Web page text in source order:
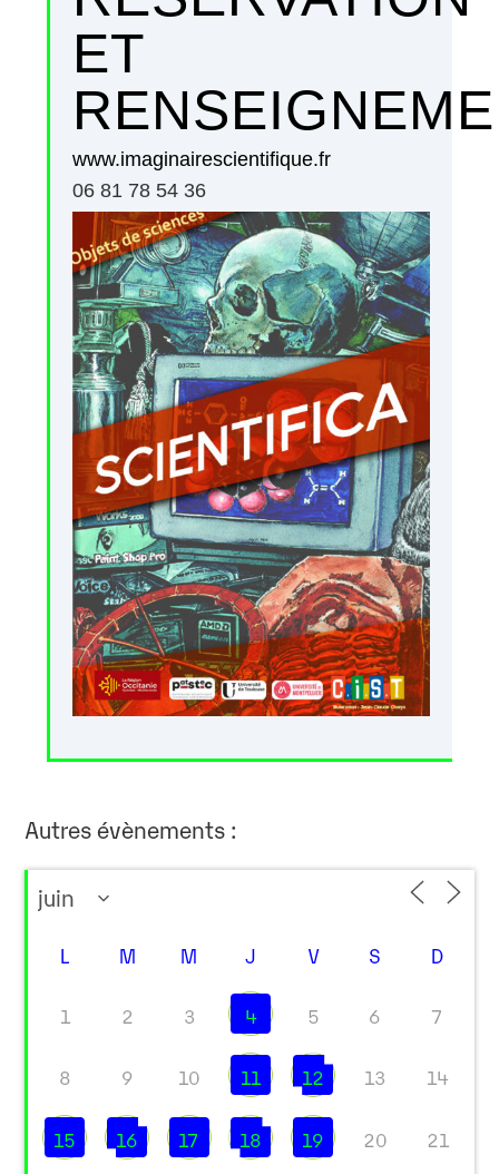
ET
www.imaginairescientifique.fr
06 81 78 54 36
Autres évènements :
L M M J V S D
1 2 3 4 5 6 7
8 9 10 11 12 13 14
15 16 17 18 19 20 21